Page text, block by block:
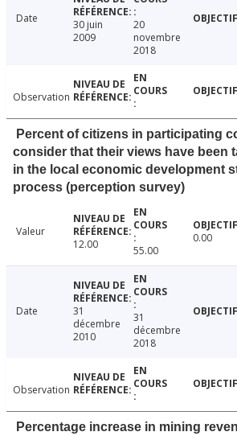
Date
30 juin
2009
20
novembre
2018
Observation
Percent of citizens in participating
consider that their views have been
in the local economic development
process (perception survey)
Valeur
12.00
55.00
0.00
Date
31
décembre
2010
31
décembre
2018
Observation
Percentage increase in mining